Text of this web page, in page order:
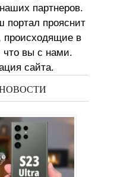
партнеров.
портал прояснит
происходящие в
вы с нами.
сайта.